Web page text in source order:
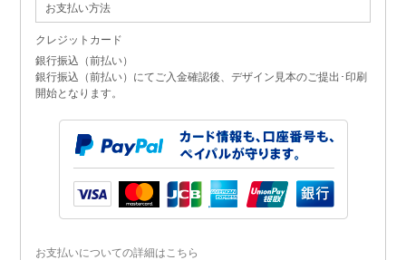
お支払い方法
クレジットカード
銀行振込（前払い）
銀行振込（前払い）にてご入金確認後、デザイン見本のご提出･印刷
開始となります。
お支払いについての詳細はこちら